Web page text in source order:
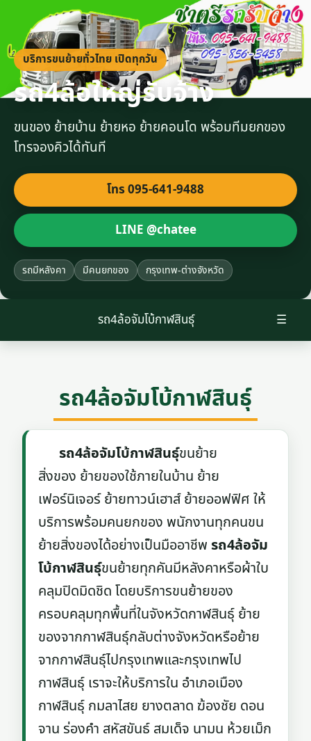
บริการขนย้ายทั่วไทย เปิดทุกวัน
รถ4ล้อใหญ่รับจ้าง
ขนของ ย้ายบ้าน ย้ายหอ ย้ายคอนโด พร้อมทีมยกของ
โทรจองคิวได้ทันที
โทร 095-641-9488
LINE @chatee
รถมีหลังคา มีคนยกของ กรุงเทพ-ต่างจังหวัด
☰
รถ4ล้อจัมโบ้กาฬสินธุ์
รถ4ล้อจัมโบ้กาฬสินธุ์
รถ4ล้อจัมโบ้กาฬสินธุ์ขนย้าย
สิ่งของ ย้ายของใช้ภายในบ้าน ย้าย
เฟอร์นิเจอร์ ย้ายทาวน์เฮาส์ ย้ายออฟฟิศ ให้
บริการพร้อมคนยกของ พนักงานทุกคนขน
ย้ายสิ่งของได้อย่างเป็นมืออาชีพรถ4ล้อจัม
โบ้กาฬสินธุ์ขนย้ายทุกคันมีหลังคาหรือผ้าใบ
คลุมปิดมิดชิด โดยบริการขนย้ายของ
ครอบคลุมทุกพื้นที่ในจังหวัดกาฬสินธุ์ ย้าย
ของจากกาฬสินธุ์กลับต่างจังหวัดหรือย้าย
จากกาฬสินธุ์ไปกรุงเทพและกรุงเทพไป
กาฬสินธุ์ เราจะให้บริการใน อำเภอเมือง
กาฬสินธุ์ กมลาไสย ยางตลาด ฆ้องชัย ดอน
จาน ร่องคำ สหัสขันธ์ สมเด็จ นามน ห้วยเม็ก